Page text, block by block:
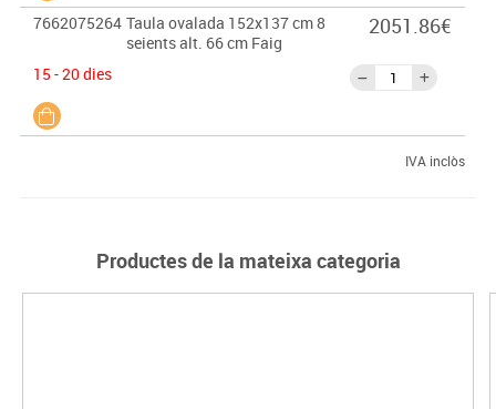
7662075264 Taula ovalada 152x137 cm 8
seients alt. 66 cm Faig
15 - 20 dies
2051.86€
IVA inclòs
Productes de la mateixa categoria